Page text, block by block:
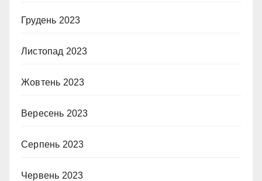
Грудень 2023
Листопад 2023
Жовтень 2023
Вересень 2023
Серпень 2023
Червень 2023